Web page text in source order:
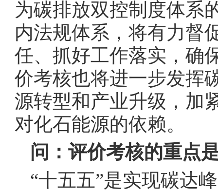
为碳排放双控制度体系
内法规体系，将有力督
任、抓好工作落实，确
价考核也将进一步发挥
源转型和产业升级，加
对化石能源的依赖。
问：评价考核的重点
“十五五”是实现碳达